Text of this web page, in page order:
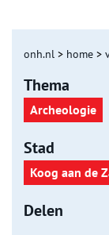
onh.nl > home >
Thema
Archeologie
Stad
Koog aan de
Delen